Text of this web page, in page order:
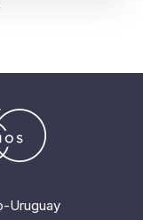
Uruguay